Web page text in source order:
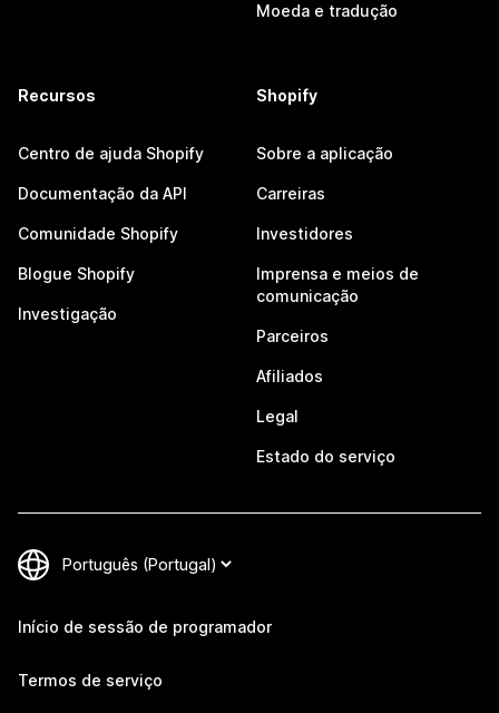
Moeda e tradução
Recursos
Centro de ajuda Shopify
Documentação da API
Comunidade Shopify
Blogue Shopify
Investigação
Shopify
Sobre a aplicação
Carreiras
Investidores
Imprensa e meios de
comunicação
Parceiros
Afiliados
Legal
Estado do serviço
Início de sessão de programador
Termos de serviço